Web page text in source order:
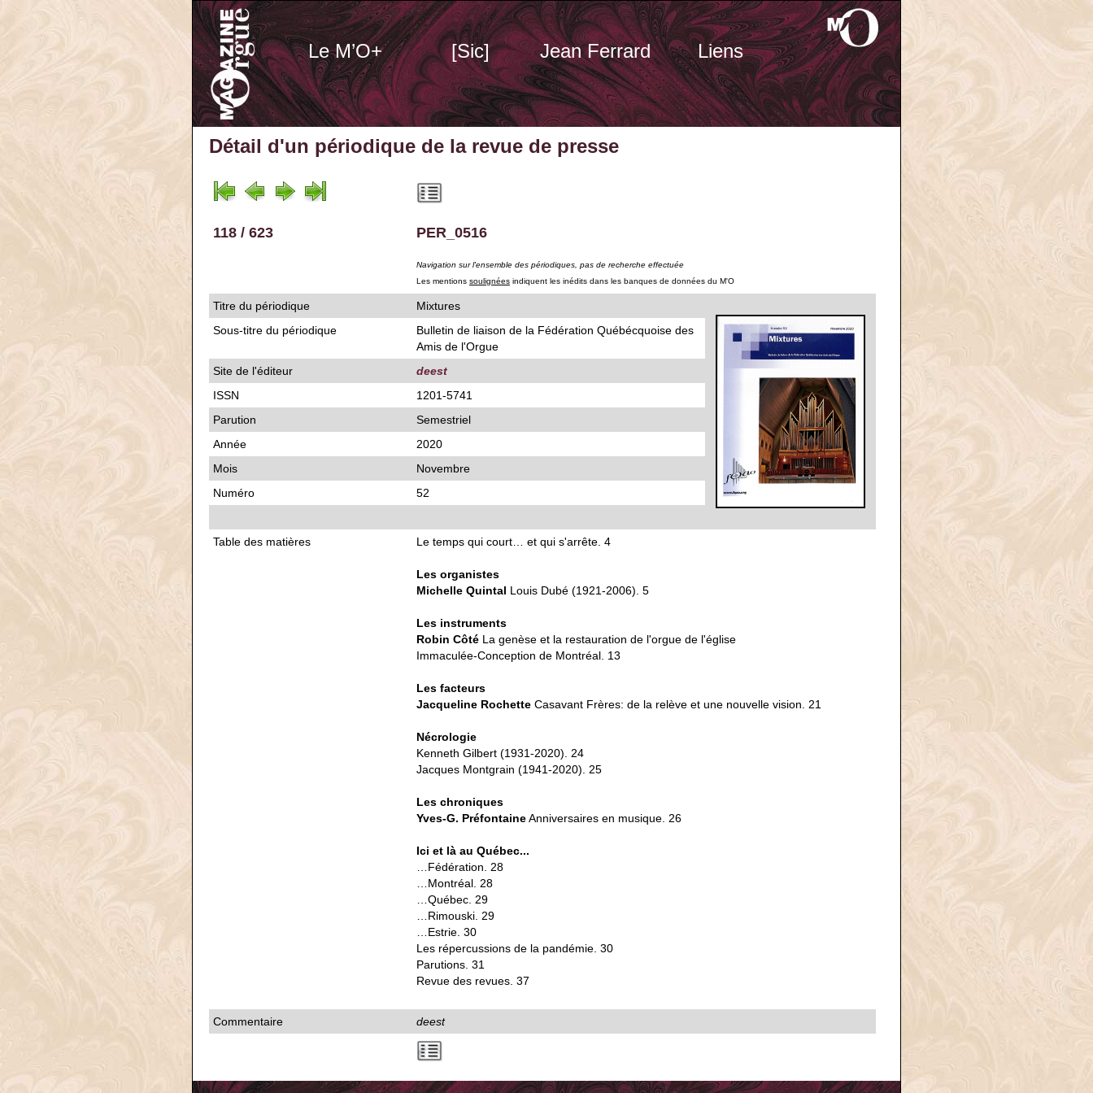
Le M’O+ [Sic] Jean Ferrard Liens
Détail d'un périodique de la revue de presse
118 / 623 PER_0516
Navigation sur l'ensemble des périodiques, pas de recherche effectuée
Les mentions soulignées indiquent les inédits dans les banques de données du M'O
Titre du périodique
Mixtures
Sous-titre du périodique
Bulletin de liaison de la Fédération Québécquoise des
Amis de l'Orgue
Site de l'éditeur
deest
ISSN
1201-5741
Parution
Semestriel
Année
2020
Mois
Novembre
Numéro
52
Table des matières Le temps qui court… et qui s'arrête. 4
Les organistes
Michelle Quintal Louis Dubé (1921-2006). 5
Les instruments
Robin Côté La genèse et la restauration de l'orgue de l'église
Immaculée-Conception de Montréal. 13
Les facteurs
Jacqueline Rochette Casavant Frères: de la relève et une nouvelle vision. 21
Nécrologie
Kenneth Gilbert (1931-2020). 24
Jacques Montgrain (1941-2020). 25
Les chroniques
Yves-G. PréfontaineAnniversaires en musique. 26
Ici et là au Québec...
…Fédération. 28
…Montréal. 28
…Québec. 29
…Rimouski. 29
…Estrie. 30
Les répercussions de la pandémie. 30
Parutions. 31
Revue des revues. 37
Commentaire deest